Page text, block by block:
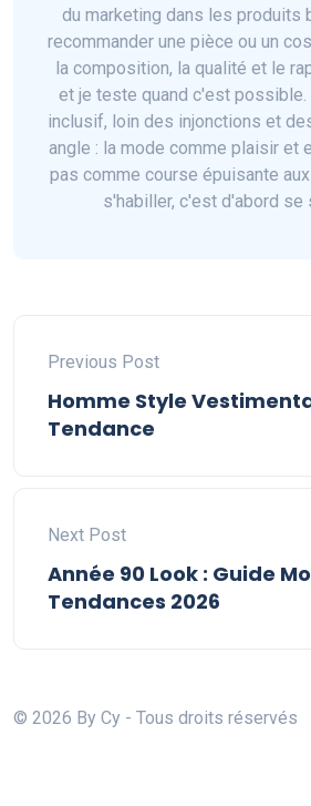
du marketing dans les produits
recommander une pièce ou un
la composition, la qualité et le
et je teste quand c'est possible.
inclusif, loin des injonctions et
angle : la mode comme plaisir et
pas comme course épuisante
s'habiller, c'est d'abord se
Previous Post
Homme Style
Tendance
Next Post
Année 90 Look : Guide
Tendances 2026
© 2026 By Cy - Tous droits réservés